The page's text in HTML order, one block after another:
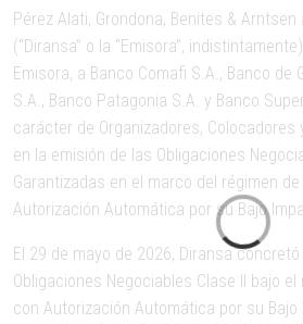
Pérez Alati, Grondona, Benites &
(“Diransa” o la “Emisora”,
Emisora, a Banco Comafi S.A., Banco de
S.A., Banco Patagonia S.A. y Banco
carácter de Organizadores, Colocadores
en la emisión de las Obligaciones
Garantizadas en el marco del régimen
Autorización Automática por su Bajo
El 29 de mayo de 2026, Diransa
Obligaciones Negociables Clase II bajo
con Autorización Automática por su